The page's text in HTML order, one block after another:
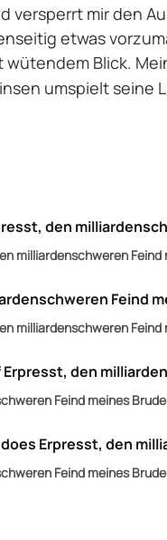
versperrt mir den
etwas
Blick.
umspielt seine
nicht gesehen.
treffe,
meine Gebete
gemacht habe.
Ex-beste Freund
sind
Dieser Mann
davon genießen.
den
milliardenschweren
Feind
milliardenschweren
den
Feind meines
Erpresst, den
Feind meines